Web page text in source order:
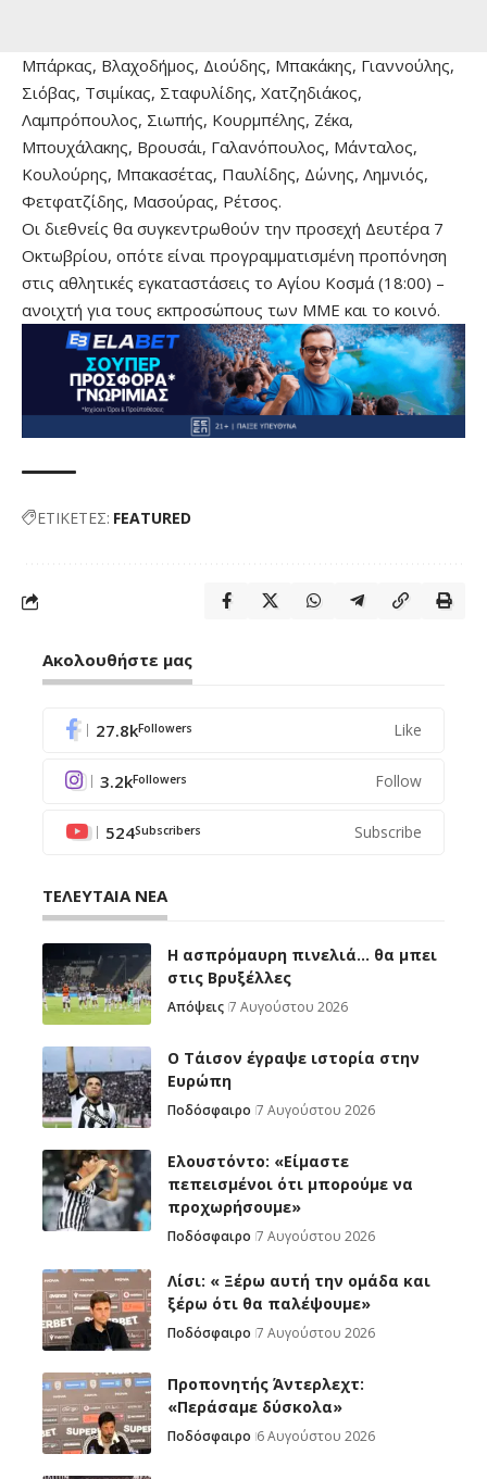
Μπάρκας, Βλαχοδήμος, Διούδης, Μπακάκης, Γιαννούλης,
Σιόβας, Τσιμίκας, Σταφυλίδης, Χατζηδιάκος,
Λαμπρόπουλος, Σιωπής, Κουρμπέλης, Ζέκα,
Μπουχάλακης, Βρουσάι, Γαλανόπουλος, Μάνταλος,
Κουλούρης, Μπακασέτας, Παυλίδης, Δώνης, Λημνιός,
Φετφατζίδης, Μασούρας, Ρέτσος.
Οι διεθνείς θα συγκεντρωθούν την προσεχή Δευτέρα 7
Οκτωβρίου, οπότε είναι προγραμματισμένη προπόνηση
στις αθλητικές εγκαταστάσεις το Αγίου Κοσμά (18:00) –
ανοιχτή για τους εκπροσώπους των ΜΜΕ και το κοινό.
ΕΤΙΚΕΤΕΣ: FEATURED
Ακολουθήστε μας
27.8kFollowers Like
3.2kFollowers Follow
524Subscribers Subscribe
ΤΕΛΕΥΤΑΙΑ ΝΕΑ
Η ασπρόμαυρη πινελιά… θα μπει
στις Βρυξέλλες
Απόψεις 7 Αυγούστου 2026
Ο Τάισον έγραψε ιστορία στην
Ευρώπη
Ποδόσφαιρο 7 Αυγούστου 2026
Ελουστόντο: «Είμαστε
πεπεισμένοι ότι μπορούμε να
προχωρήσουμε»
Ποδόσφαιρο 7 Αυγούστου 2026
Λίσι: « Ξέρω αυτή την ομάδα και
ξέρω ότι θα παλέψουμε»
Ποδόσφαιρο 7 Αυγούστου 2026
Προπονητής Άντερλεχτ:
«Περάσαμε δύσκολα»
Ποδόσφαιρο 6 Αυγούστου 2026